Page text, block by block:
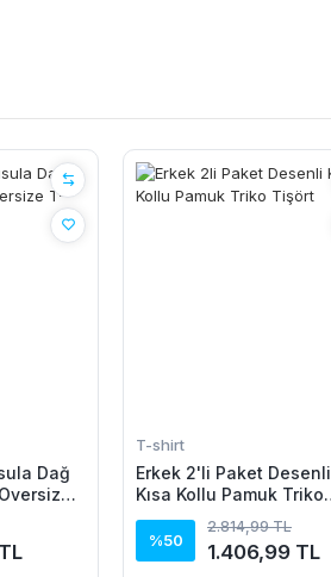
Dağ
T-shirt
Erkek 2'li Paket Desenli
Kısa Kollu Pamuk Triko
Tişört
%50
2.814,99 TL
1.406,99 TL